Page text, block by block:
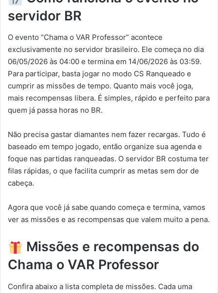
servidor BR
O evento “Chama o VAR Professor” acontece
exclusivamente no servidor brasileiro. Ele começa no dia
06/05/2026 às 04:00 e termina em 14/06/2026 às 03:59.
Para participar, basta jogar no modo CS Ranqueado e
cumprir as missões de tempo. Quanto mais você joga,
mais recompensas libera. É simples, rápido e perfeito para
quem já passa horas no BR.
Não precisa gastar diamantes nem fazer recargas. Tudo é
baseado em tempo jogado, então organize sua agenda e
foque nas partidas ranqueadas. O servidor BR costuma ter
filas rápidas, o que facilita cumprir as metas sem dor de
cabeça.
Agora que você já sabe quando começa e termina, vamos
ver as missões e as recompensas que valem muito a pena.
Missões e recompensas do
Chama o VAR Professor
Confira abaixo a lista completa de missões. Cada uma